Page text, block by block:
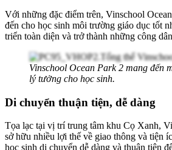
Với những đặc điểm trên, Vinschool
đến cho học sinh môi trường giáo dục tốt
triển toàn diện và trở thành những công
Vinschool Ocean Park 2 mang đến
lý tưởng cho học sinh.
Di chuyển thuận tiện, dễ dàng
Tọa lạc tại vị trí trung tâm khu Cọ Xanh,
sở hữu nhiều lợi thế về giao thông và tiện
học sinh di chuyển dễ dàng và thuận tiện